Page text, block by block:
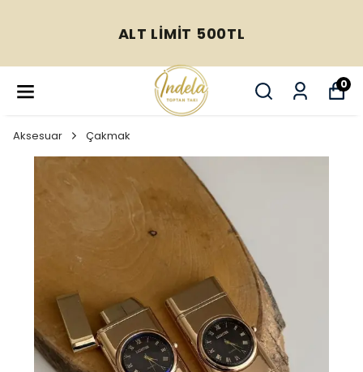
ALT LİMİT 500TL
0
Aksesuar Çakmak